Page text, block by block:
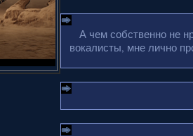
А чем собственно не
вокалисты, мне лично